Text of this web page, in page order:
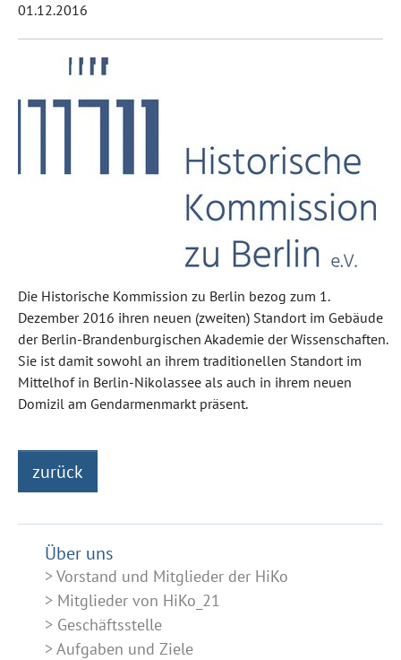
01.12.2016
Die Historische Kommission zu Berlin bezog zum 1.
Dezember 2016 ihren neuen (zweiten) Standort im Gebäude
der Berlin-Brandenburgischen Akademie der Wissenschaften.
Sie ist damit sowohl an ihrem traditionellen Standort im
Mittelhof in Berlin-Nikolassee als auch in ihrem neuen
Domizil am Gendarmenmarkt präsent.
zurück
Über uns
Vorstand und Mitglieder der HiKo
Mitglieder von HiKo_21
Geschäftsstelle
Aufgaben und Ziele